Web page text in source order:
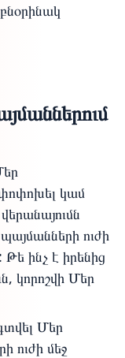
կամ
ուժի
ինչ է իրենից
կորոշվի Մեր
Մեր
ուժի մեջ